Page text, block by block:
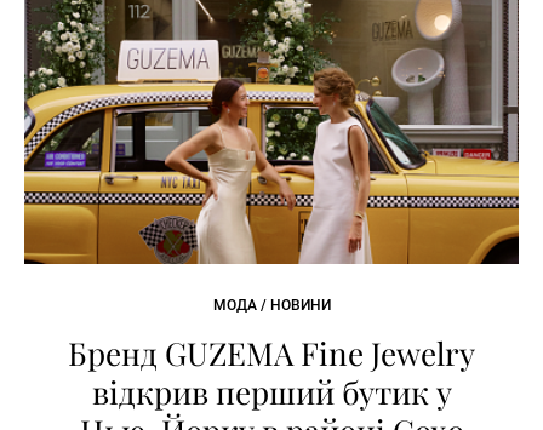
МОДА / НОВИНИ
Бренд GUZEMA Fine Jewelry
відкрив перший бутик у